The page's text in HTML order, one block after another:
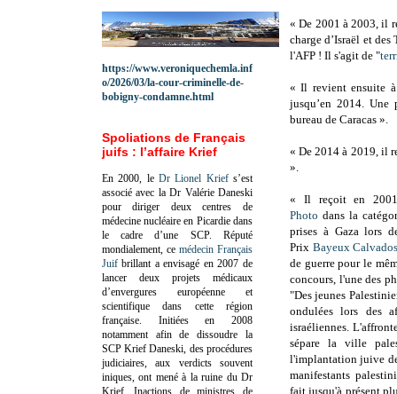
« De 2001 à 2003, il
charge d’Israël et
l'AFP ! Il s'agit de "
« Il revient ensuite à
jusqu’en 2014.
bureau de Caracas ».
« De 2014 à 2019, il
».
« Il reçoit en
Photo dans la
prises à Gaza lors
Prix Bayeux
de guerre pour le
concours, l'une des
"Des jeunes
ondulées lors des
israéliennes.
sépare la ville
l'implantation juive
manifestants
fait jusqu'à présent
https://www.veroniquechemla.inf
o/2026/03/la-cour-criminelle-de-
bobigny-condamne.html
Spoliations de Français
juifs : l’affaire Krief
En 2000, le Dr Lionel Kriefs’est
associé avec la Dr Valérie Daneski
pour diriger deux centres de
médecine nucléaire en Picardie dans
le cadre d’une SCP. Réputé
mondialement, ce médecin Français
Juif brillant a envisagé en 2007 de
lancer deux projets médicaux
d’envergures européenne et
scientifique dans cette région
française. Initiées en 2008
notamment afin de dissoudre la
SCP Krief Daneski, des procédures
judiciaires, aux verdicts souvent
iniques, ont mené à la ruine du Dr
Krief.Inactions de ministres de